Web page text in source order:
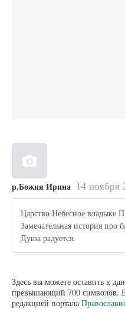
р.Божия Ирина 14 ноября
Царство Небесное владыке
Замечательная история про
Душа радуется.
Здесь вы можете оставить к
превышающий 700 символов.
редакцией портала